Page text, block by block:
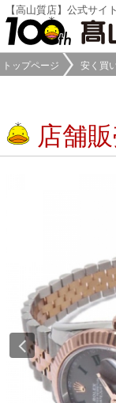
【高山質店】公式サ
トップページ 安く買
店舗